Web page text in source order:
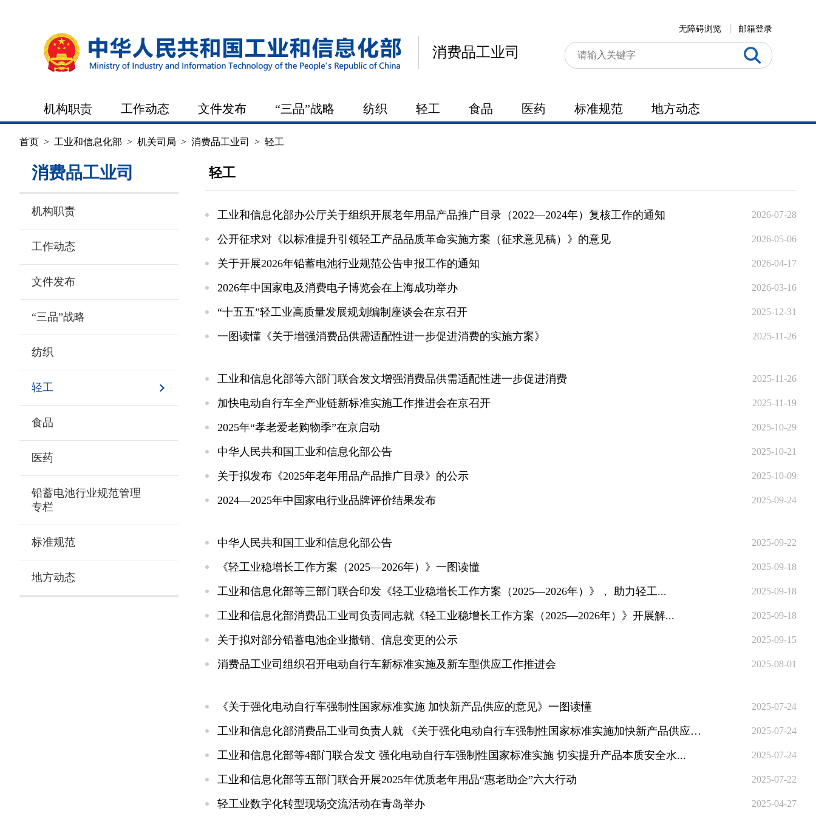
消费品工业司
邮箱登录
无障碍浏览
机构职责 工作动态 文件发布 “三品”战略 纺织 轻工 食品 医药 标准规范 地方动态
首页 > 工业和信息化部 > 机关司局 > 消费品工业司 > 轻工
消费品工业司
机构职责
工作动态
文件发布
“三品”战略
纺织
轻工
食品
医药
铅蓄电池行业规范管理
专栏
标准规范
地方动态
轻工
工业和信息化部办公厅关于组织开展老年用品产品推广目录（2022—2024年）复核工作的通知 2026-07-28
公开征求对《以标准提升引领轻工产品品质革命实施方案（征求意见稿）》的意见 2026-05-06
关于开展2026年铅蓄电池行业规范公告申报工作的通知 2026-04-17
2026年中国家电及消费电子博览会在上海成功举办 2026-03-16
“十五五”轻工业高质量发展规划编制座谈会在京召开 2025-12-31
一图读懂《关于增强消费品供需适配性进一步促进消费的实施方案》 2025-11-26
工业和信息化部等六部门联合发文增强消费品供需适配性进一步促进消费 2025-11-26
加快电动自行车全产业链新标准实施工作推进会在京召开 2025-11-19
2025年“孝老爱老购物季”在京启动 2025-10-29
中华人民共和国工业和信息化部公告 2025-10-21
关于拟发布《2025年老年用品产品推广目录》的公示 2025-10-09
2024—2025年中国家电行业品牌评价结果发布 2025-09-24
中华人民共和国工业和信息化部公告 2025-09-22
《轻工业稳增长工作方案（2025—2026年）》一图读懂 2025-09-18
工业和信息化部等三部门联合印发《轻工业稳增长工作方案（2025—2026年）》， 助力轻工... 2025-09-18
工业和信息化部消费品工业司负责同志就《轻工业稳增长工作方案（2025—2026年）》开展解... 2025-09-18
关于拟对部分铅蓄电池企业撤销、信息变更的公示 2025-09-15
消费品工业司组织召开电动自行车新标准实施及新车型供应工作推进会 2025-08-01
《关于强化电动自行车强制性国家标准实施 加快新产品供应的意见》一图读懂 2025-07-24
工业和信息化部消费品工业司负责人就 《关于强化电动自行车强制性国家标准实施加快新产品供应的... 2025-07-24
工业和信息化部等4部门联合发文 强化电动自行车强制性国家标准实施 切实提升产品本质安全水... 2025-07-24
工业和信息化部等五部门联合开展2025年优质老年用品“惠老助企”六大行动 2025-07-22
轻工业数字化转型现场交流活动在青岛举办 2025-04-27